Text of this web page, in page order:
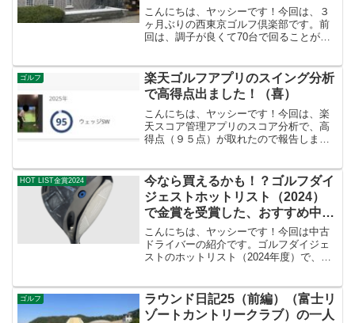
こんにちは、ヤッシーです！今回は、３
ヶ月ぶりの西東京ゴルフ倶楽部です。前
回は、調子が良くて70台で回ることがで
す！ヤッシーは月額定額制のゴルフサブ
スクサービス「GOLF ...
ゴルフ
楽天ゴルフアプリのスイング分析
で高得点出ました！（喜）
こんにちは、ヤッシーです！今回は、楽
天スコア管理アプリのスコア分析で、高
得点（９５点）が取れたので報告しま
ブログで記載しているので、興味のある
方はそちらを参照してくださ...
HOT LIST金賞2024
今なら買えるかも！？ゴルフダイ
ジェストホットリスト（2024）
で金賞を受賞した、おすすめ中古
ドライバー
こんにちは、ヤッシーです！今回は中古
ドライバーの紹介です。ゴルフダイジェ
ストのホットリスト（2024年度）で、金
ました。理由としては、評価の高かった
クラブの価格の...
ゴルフ
ラウンド日記25（前編）（富士リ
ゾートカントリークラブ）の一人